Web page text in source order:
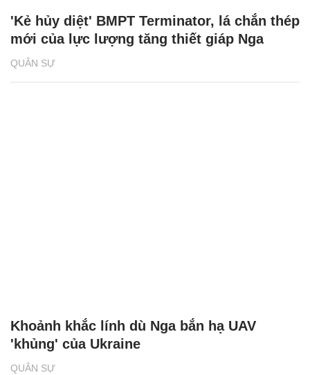
QUÂN SỰ
'Kẻ hủy diệt' BMPT Terminator, lá chắn thép
mới của lực lượng tăng thiết giáp Nga
QUÂN SỰ
Khoảnh khắc lính dù Nga bắn hạ UAV
'khủng' của Ukraine